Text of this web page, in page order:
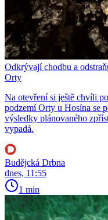
Odkrývají chodbu a
Orty
Na otevření si ještě chvíli
podzemí Orty u Hosína se
výsledky plánovaného
vypadá.
Budějcká Drbna
dnes, 11:55
1 min